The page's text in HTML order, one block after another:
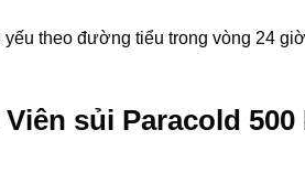
yếu theo đường tiểu trong vòng 24
sủi Paracold